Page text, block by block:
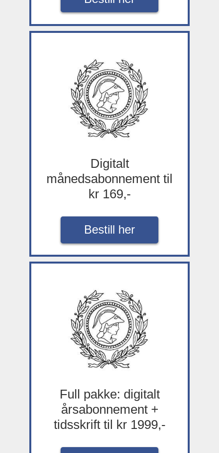
Digitalt
månedsabonnement til
kr 169,-
Bestill her
Full pakke: digitalt
årsabonnement +
tidsskrift til kr 1999,-